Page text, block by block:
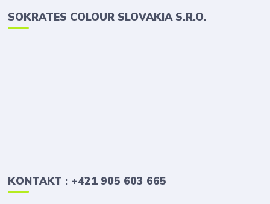
SOKRATES COLOUR SLOVAKIA S.R.O.
KONTAKT : +421 905 603 665